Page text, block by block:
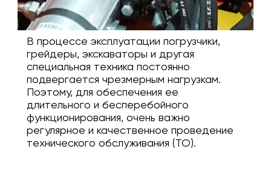
В процессе эксплуатации погрузчики,
грейдеры, экскаваторы и другая
специальная техника постоянно
подвергается чрезмерным нагрузкам.
Поэтому, для обеспечения ее
длительного и бесперебойного
функционирования, очень важно
регулярное и качественное проведение
технического обслуживания (ТО).